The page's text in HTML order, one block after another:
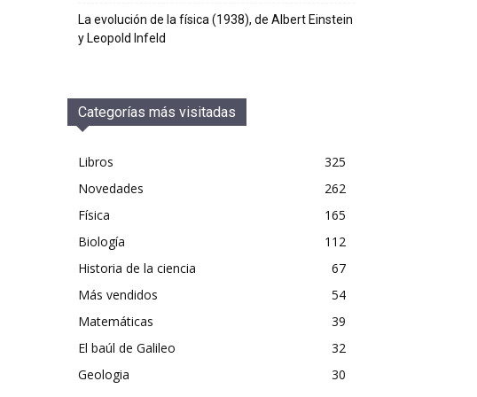
La evolución de la física (1938), de Albert Einstein
y Leopold Infeld
Categorías más visitadas
Libros
325
Novedades
262
Física
165
Biología
112
Historia de la ciencia
67
Más vendidos
54
Matemáticas
39
El baúl de Galileo
32
Geologia
30